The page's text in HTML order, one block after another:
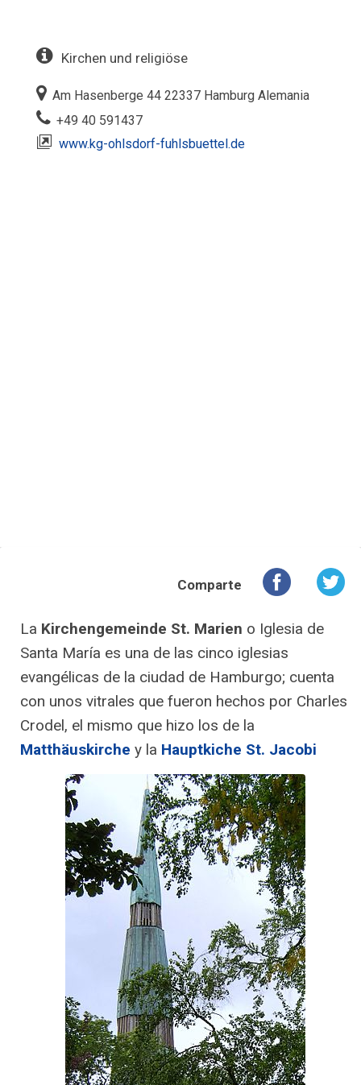
Kirchen und religiöse
Am Hasenberge 44 22337 Hamburg Alemania‎
+49 40 591437
www.kg-ohlsdorf-fuhlsbuettel.de
Comparte
La Kirchengemeinde St. Marien o Iglesia de
Santa María es una de las cinco iglesias
evangélicas de la ciudad de Hamburgo; cuenta
con unos vitrales que fueron hechos por Charles
Crodel, el mismo que hizo los de la
Matthäuskirche y la Hauptkiche St. Jacobi